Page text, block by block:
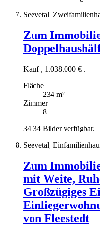
Seevetal,
Zum
Kauf , 1.038.000 € .
Fläche
234 m²
Zimmer
8
34 34 Bilder verfügbar.
Seevetal,
Zum
mit Weite,
Großzügiges
von Fleestedt